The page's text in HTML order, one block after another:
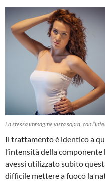
La stessa immagine vista sopra, con
Il trattamento è identico a
l’intensità della
avessi utilizzato subito
difficile mettere a fuoco la